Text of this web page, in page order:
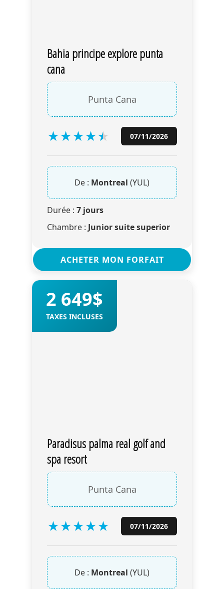
Bahia principe explore punta
cana
Punta Cana
★★★★★
★ 07/11/2026
De : Montreal (YUL)
Durée : 7 jours
Chambre : Junior suite superior
ACHETER MON FORFAIT
2 649$
TAXES INCLUSES
Paradisus palma real golf and
spa resort
Punta Cana
★★★★★ 07/11/2026
De : Montreal (YUL)